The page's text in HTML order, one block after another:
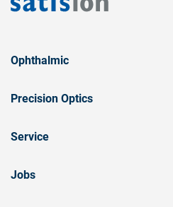
Ophthalmic
Precision Optics
Service
Jobs